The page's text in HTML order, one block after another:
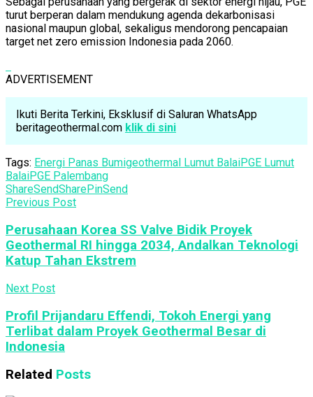
turut berperan dalam mendukung agenda dekarbonisasi
nasional maupun global, sekaligus mendorong pencapaian
target net zero emission Indonesia pada 2060.
ADVERTISEMENT
Ikuti Berita Terkini, Eksklusif di Saluran WhatsApp
beritageothermal.com klik di sini
Tags: Energi Panas Bumigeothermal Lumut BalaiPGE Lumut
BalaiPGE Palembang
ShareSendSharePinSend
Previous Post
Perusahaan Korea SS Valve Bidik Proyek
Geothermal RI hingga 2034, Andalkan Teknologi
Katup Tahan Ekstrem
Next Post
Profil Prijandaru Effendi, Tokoh Energi yang
Terlibat dalam Proyek Geothermal Besar di
Indonesia
Related Posts